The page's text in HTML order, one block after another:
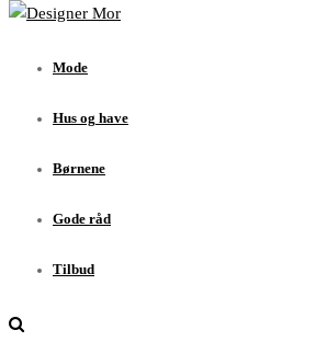
Mode
Hus og have
Børnene
Gode råd
Tilbud